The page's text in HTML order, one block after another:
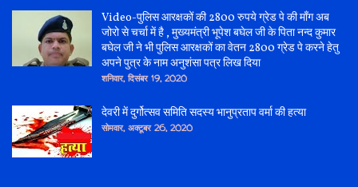
Video-पुलिस आरक्षकों की 2800 रुपये ग्रेड पे की माँग अब
जोरो से चर्चा में है , मुख्यमंत्री भूपेश बघेल जी के पिता नन्द कुमार
बघेल जी ने भी पुलिस आरक्षकों का वेतन 2800 ग्रेड पे करने हेतु
अपने पुत्र के नाम अनुशंसा पत्र लिख दिया
शनिवार, दिसंबर 19, 2020
देवरी में दुर्गोत्सव समिति सदस्य भानुप्रताप वर्मा की हत्या
सोमवार, अक्टूबर 26, 2020